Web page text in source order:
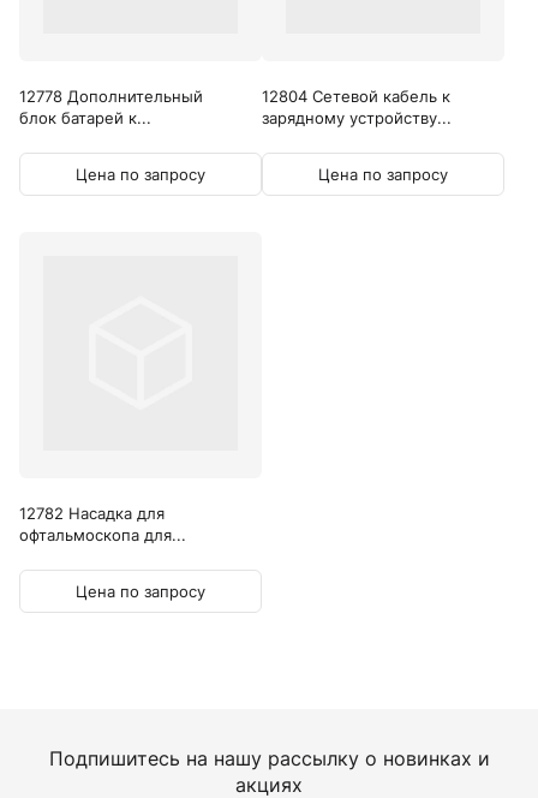
12778 Дополнительный
блок батарей к...
Цена по запросу
12804 Сетевой кабель к
зарядному устройству...
Цена по запросу
12782 Насадка для
офтальмоскопа для...
Цена по запросу
Подпишитесь на нашу рассылку о новинках и
акциях